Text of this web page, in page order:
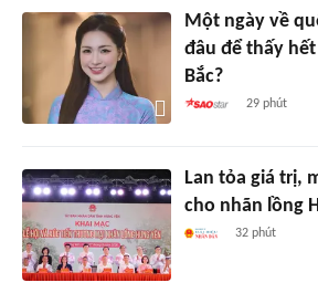
Một ngày về
đâu để thấy
Bắc?
29 phút
Lan tỏa giá trị,
cho nhãn lồng
32 phút